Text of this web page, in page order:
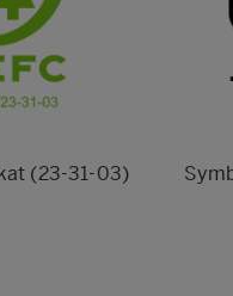
(23-31-03)